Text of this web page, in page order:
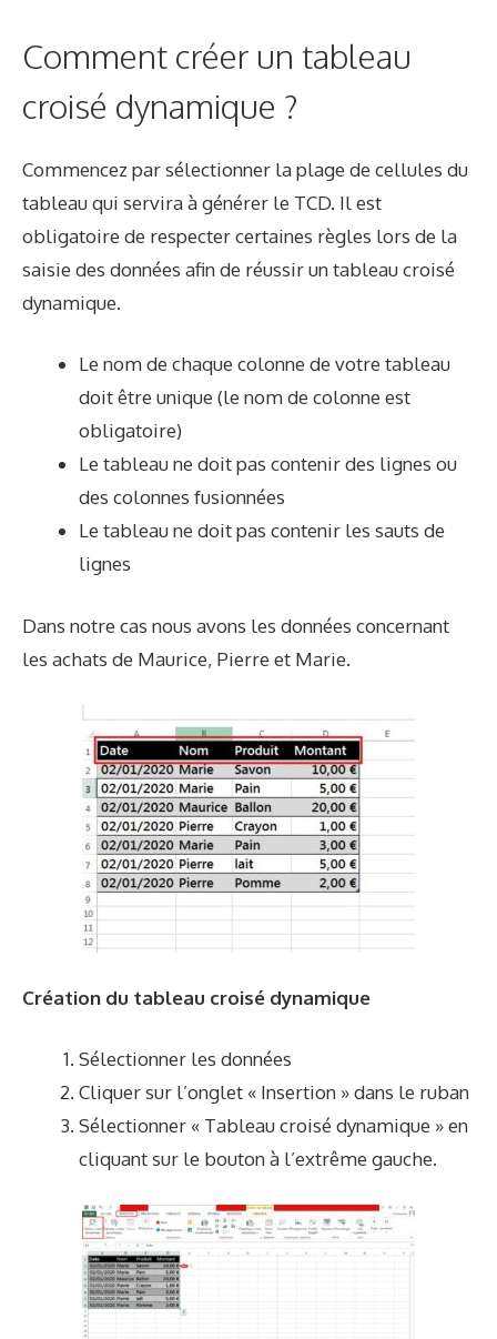
Comment créer un tableau
croisé dynamique ?
Commencez par sélectionner la plage de cellules du
tableau qui servira à générer le TCD. Il est
obligatoire de respecter certaines règles lors de la
saisie des données afin de réussir un tableau croisé
dynamique.
Le nom de chaque colonne de votre tableau
doit être unique (le nom de colonne est
obligatoire)
Le tableau ne doit pas contenir des lignes ou
des colonnes fusionnées
Le tableau ne doit pas contenir les sauts de
lignes
Dans notre cas nous avons les données concernant
les achats de Maurice, Pierre et Marie.
Création du tableau croisé dynamique
Sélectionner les données
Cliquer sur l’onglet « Insertion » dans le ruban
Sélectionner « Tableau croisé dynamique » en
cliquant sur le bouton à l’extrême gauche.